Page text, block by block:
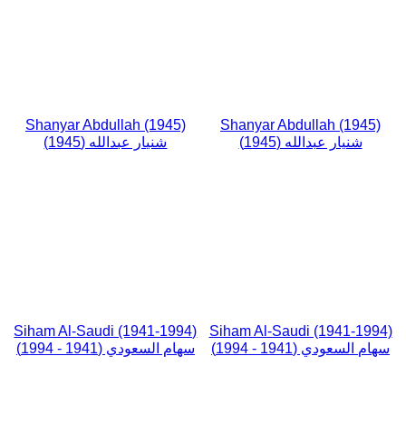
Shanyar Abdullah (1945)
شنيار عبدالله (1945)
Shanyar Abdullah (1945)
شنيار عبدالله (1945)
Siham Al-Saudi (1941-1994)
سهام السعودي (1941 - 1994)
Siham Al-Saudi (1941-1994)
سهام السعودي (1941 - 1994)